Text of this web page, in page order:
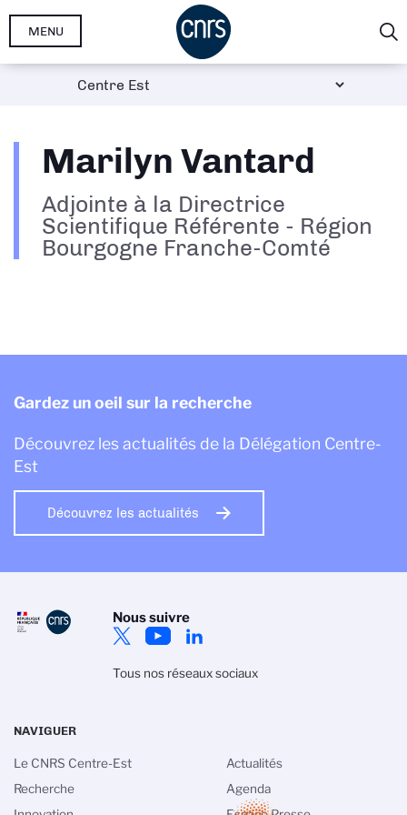
Aller
MENU
Marilyn Vantard
Adjointe à la Directrice
Scientifique Référente - Région
Bourgogne Franche-Comté
Gardez un oeil sur la recherche
Découvrez les actualités de la Délégation Centre-
Est
Découvrez les actualités
Nous suivre
Tous nos réseaux sociaux
NAVIGUER
Le CNRS Centre-Est
Recherche
Actualités
Agenda